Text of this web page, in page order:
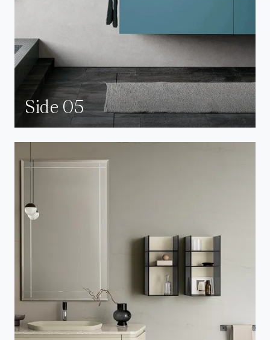
Side 05